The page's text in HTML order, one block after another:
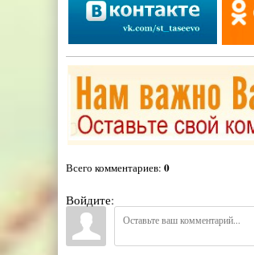
Всего комментариев: 0
Войдите: